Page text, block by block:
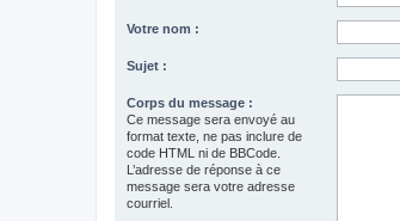
Votre nom :
Sujet :
Corps du message :
Ce message sera envoyé au
format texte, ne pas inclure de
code HTML ni de BBCode.
L’adresse de réponse à ce
message sera votre adresse
courriel.